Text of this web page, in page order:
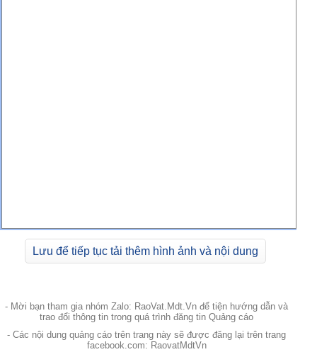
Lưu để tiếp tục tải thêm hình ảnh và nội dung
- Mời bạn tham gia nhóm Zalo: RaoVat.Mdt.Vn để tiện hướng dẫn và
trao đổi thông tin trong quá trình đăng tin Quảng cáo
- Các nội dung quảng cáo trên trang này sẽ được đăng lại trên trang
facebook.com: RaovatMdtVn